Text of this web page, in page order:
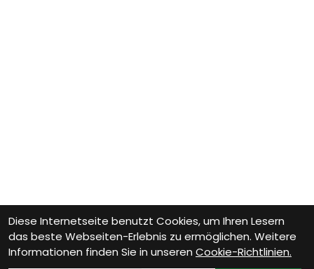
Diese Internetseite benutzt Cookies, um Ihren Lesern
das beste Webseiten-Erlebnis zu ermöglichen. Weitere
Informationen finden Sie in unseren Cookie-Richtlinien.